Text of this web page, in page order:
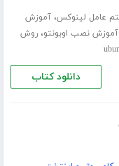
عامل لینوکس،آموزش
آموزش نصب اوبونتو،روش
دانلود کتاب